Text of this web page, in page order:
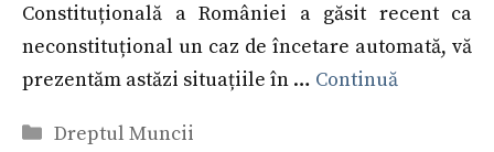
Constituțională a României a găsit recent ca
neconstituțional un caz de încetare automată, vă
prezentăm astăzi situațiile în … Continuă
Categorii
Dreptul Muncii